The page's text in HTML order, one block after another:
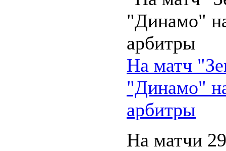
На матч
"Динамо"
арбитры
На матчи